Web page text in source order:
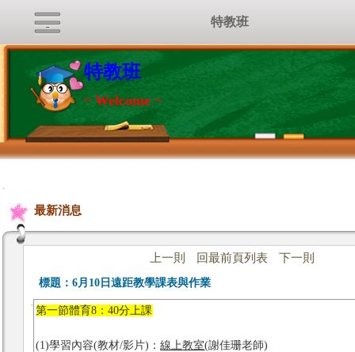
特教班
~ Welcome ~
:::
最新消息
上一則 回最前頁列表 下一則
標題：6月10日遠距教學課表與作業
第一節體育8：40分上課
(1)學習內容(教材/影片)：線上教室(謝佳珊老師)
特教班